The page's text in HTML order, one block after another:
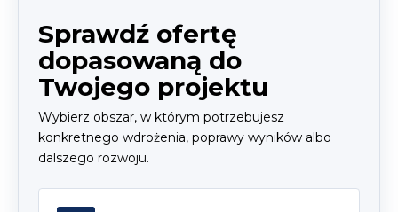
Sprawdź ofertę
dopasowaną do
Twojego projektu
Wybierz obszar, w którym potrzebujesz
konkretnego wdrożenia, poprawy wyników albo
dalszego rozwoju.